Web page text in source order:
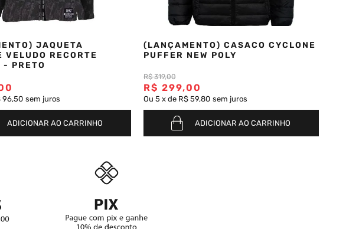
JAQUETA
VELUDO RECORTE
- PRETO
96,50 sem juros
ADICIONAR AO CARRINHO
(LANÇAMENTO) CASACO CYCLONE
PUFFER NEW POLY
R$ 319,00
R$ 299,00
Ou 5 xde R$ 59,80 sem juros
ADICIONAR AO CARRINHO